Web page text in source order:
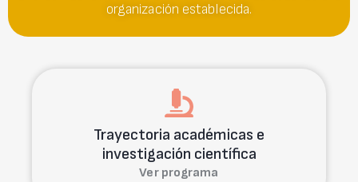
organización establecida.
Trayectoria académicas e
investigación científica
Ver programa